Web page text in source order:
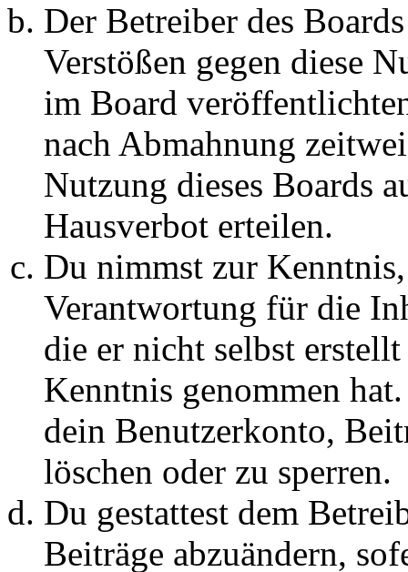
Der Betreiber des
Verstößen gegen diese
im Board
nach Abmahnung
Nutzung dieses Boards
Hausverbot erteilen.
Du nimmst zur
Verantwortung für die
die er nicht selbst
Kenntnis genommen
dein Benutzerkonto,
löschen oder zu sperren.
Du gestattest dem
Beiträge abzuändern,